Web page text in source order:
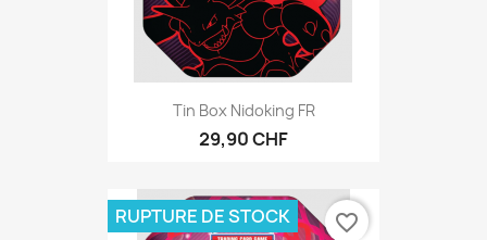
Tin Box Nidoking FR
29,90 CHF
RUPTURE DE STOCK favorite_border